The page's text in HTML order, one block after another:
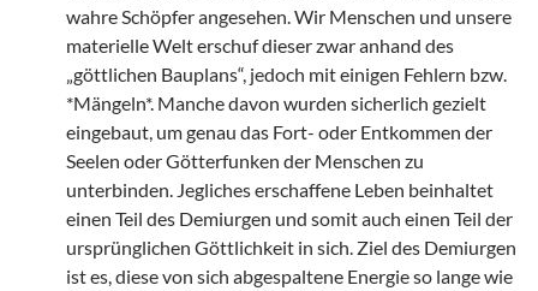
wahre Schöpfer angesehen. Wir Menschen und unsere
materielle Welt erschuf dieser zwar anhand des
„göttlichen Bauplans“, jedoch mit einigen Fehlern bzw.
*Mängeln*. Manche davon wurden sicherlich gezielt
eingebaut, um genau das Fort- oder Entkommen der
Seelen oder Götterfunken der Menschen zu
unterbinden. Jegliches erschaffene Leben beinhaltet
einen Teil des Demiurgen und somit auch einen Teil der
ursprünglichen Göttlichkeit in sich. Ziel des Demiurgen
ist es, diese von sich abgespaltene Energie so lange wie